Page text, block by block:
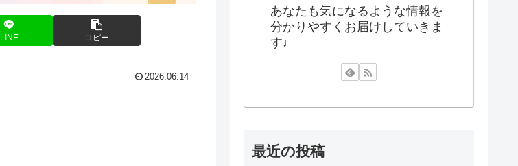
LINE コピー
2026.06.14
あなたも気になるような情報を
分かりやすくお届けしていきま
す♩
最近の投稿